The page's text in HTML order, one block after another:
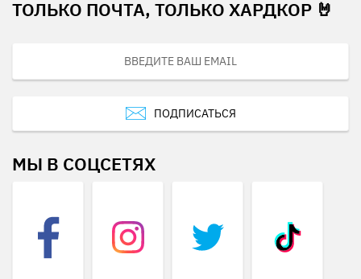
ТОЛЬКО ПОЧТА, ТОЛЬКО ХАРДКОР 🤘
ПОДПИСАТЬСЯ
МЫ В СОЦСЕТЯХ